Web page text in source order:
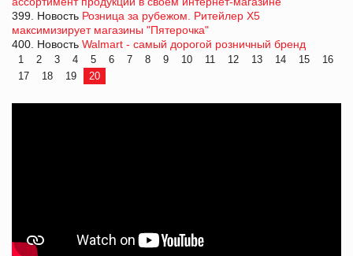
399. Новость Розница за рубежом. Ритейлер X5
максимизирует магазины "Пятерочка"
400. Новость Walmart - самый дорогой розничный бренд
1 2 3 4 5 6 7 8 9 10 11 12 13 14 15
16
17
18 19 20